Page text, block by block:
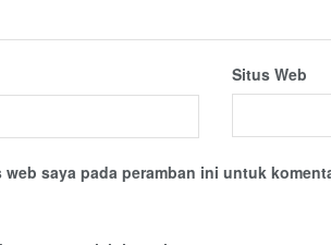
Situs Web
saya pada peramban ini untuk